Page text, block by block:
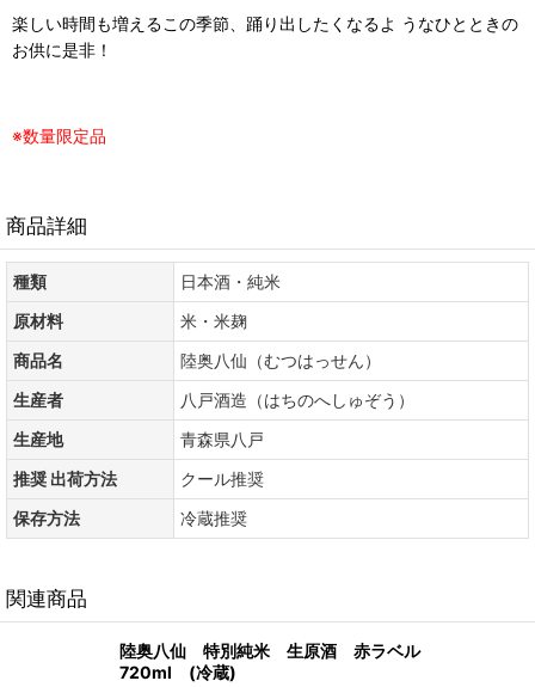
楽しい時間も増えるこの季節、踊り出したくなるよ うなひとときの
お供に是非！
※数量限定品
商品詳細
種類
日本酒・純米
原材料
米・米麹
商品名
陸奥八仙（むつはっせん）
生産者
八戸酒造（はちのへしゅぞう）
生産地
青森県八戸
推奨 出荷方法
クール推奨
保存方法
冷蔵推奨
関連商品
陸奥八仙 特別純米 生原酒 赤ラベル
720ml (冷蔵)